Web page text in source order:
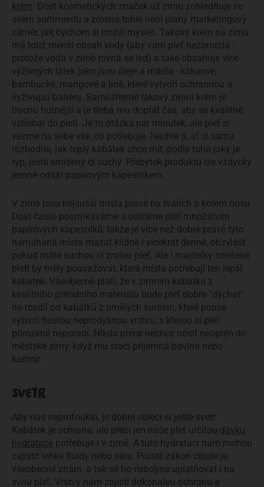
krém . Dost kosmetických značek už zimu zohledňuje ve
svém sortimentu a zrovna tohle není planý marketingový
záměr, jak bychom si mohli myslet. Takový krém na zimu
má totiž menší obsah vody (aby vám pleť nezamrzla -
protože voda v zimě rovná se led) a také obsahuje více
výživných látek jako jsou oleje a másla - kakaové,
bambucké, mangové a jiné, které vytvoří ochrannou a
vyživující bariéru. Samozřejmě takový zimní krém je
trochu hutnější a je třeba mu dopřát čas, aby se kvalitně
vstřebal do pleti. Je to otázka pár minutek, ale pleť si
vezme na sebe vše, co potřebuje. Nechte ji, ať si sama
rozhodne, jak teplý kabátek chce mít, podle toho jaký je
typ, jestli smíšený či suchý. Přebytek produktu lze vždycky
jemně odsát papírovým kapesníkem.
V zimě jsou nejsušší místa právě na tvářích a kolem nosu.
Dost často posmrkáváme a odíráme pleť množstvím
papírových kapesníků, takže je více než dobré právě tyto
namáhaná místa mazat klidně i vícekrát denně, obzvlášť
pokud máte suchou či zralou pleť. Ale i majitelky smíšené
pleti by měly pouvažovat, která místa potřebují ten lepší
kabátek. Všeobecně platí, že v zimním kabátku z
kvalitního přírodního materiálu bude pleť dobře “dýchat”
na rozdíl od kabátků z umělých surovin, které pouze
vytvoří hustou neprodyšnou vrstvu, s kterou si pleť
přirozeně neporadí. Nikdo přece nechce nosit neoprén do
městské zimy, když mu stačí příjemná bavlna nebo
kašmír.
SVETR
Aby nás neprofouklo, je dobré obléci si ještě svetr.
Kabátek je ochrana, ale přeci jen naše pleť určitou dávku
hydratace potřebuje i v zimě. A tuto hydrataci nám mohou
zajistit lehké fluidy nebo séra. Prostě zákon cibule je
všeobecně znám, a tak se ho nebojme uplatňovat i na
svou pleť. Vrstvy nám zajistí dokonalou ochranu a